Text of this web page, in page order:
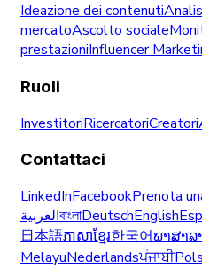
Ideazione dei contenuti
mercatoAscolto sociale
prestazioniInfluencer
Ruoli
InvestitoriRicercatoriCreatori
Contattaci
LinkedInFacebookPrenota
العربيةবাংলাDeutschEnglish
日本語ភាសាខ្មែរ한국어ພາສາລ
MelayuNederlandsਪੰਜਾਬੀ